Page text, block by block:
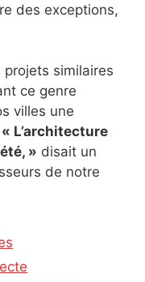
des exceptions,
projets similaires
ce genre
villes une
« L’architecture
» disait un
de notre